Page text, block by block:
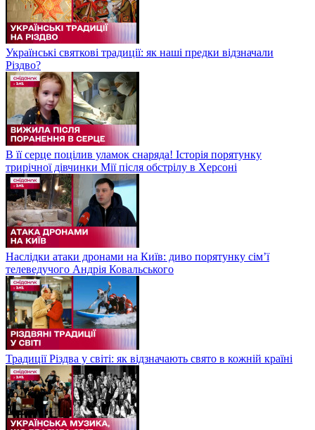
Українські святкові традиції: як наші предки відзначали
Різдво?
В її серце поцілив уламок снаряда! Історія порятунку
трирічної дівчинки Мії після обстрілу в Херсоні
Наслідки атаки дронами на Київ: диво порятунку сім’ї
телеведучого Андрія Ковальського
Традиції Різдва у світі: як відзначають свято в кожній країні